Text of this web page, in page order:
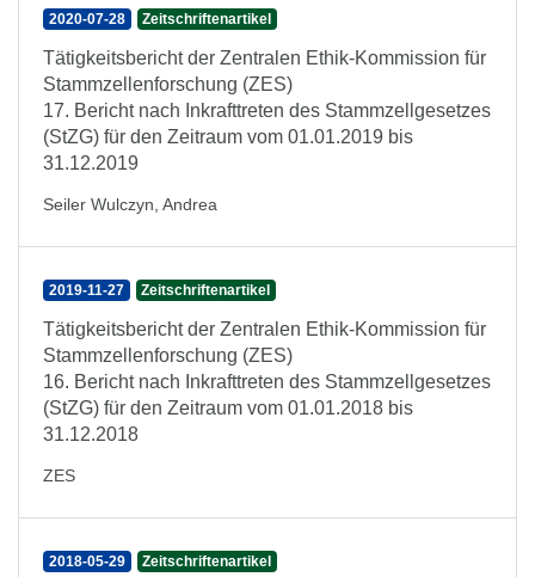
2020-07-28 Zeitschriftenartikel
Tätigkeitsbericht der Zentralen Ethik-Kommission für
Stammzellenforschung (ZES)
17. Bericht nach Inkrafttreten des Stammzellgesetzes
(StZG) für den Zeitraum vom 01.01.2019 bis
31.12.2019
Seiler Wulczyn, Andrea
2019-11-27 Zeitschriftenartikel
Tätigkeitsbericht der Zentralen Ethik-Kommission für
Stammzellenforschung (ZES)
16. Bericht nach Inkrafttreten des Stammzellgesetzes
(StZG) für den Zeitraum vom 01.01.2018 bis
31.12.2018
ZES
2018-05-29 Zeitschriftenartikel